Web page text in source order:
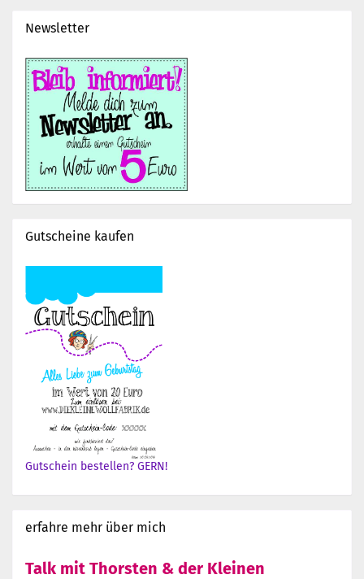
Newsletter
Gutscheine kaufen
Gutschein bestellen? GERN!
erfahre mehr über mich
Talk mit Thorsten & der Kleinen